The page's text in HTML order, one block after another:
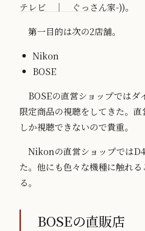
テレビ ｜ ぐっさん家-))。
第一目的は次の2店舗。
Nikon
BOSE
BOSEの直営ショップではダ
限定商品の視聴をしてきた。
しか視聴できないので貴重。
Nikonの直営ショップでは
た。他にも色々な機種に触れる
る。
BOSEの直販店